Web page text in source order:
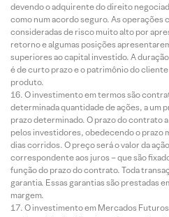
devendo o adquirente do direito
como num acordo seguro. As operações
consideradas de risco muito alto por
retorno e algumas posições
superiores ao capital investido. A
é de curto prazo e o patrimônio do
produto.
O investimento em termos são
determinada quantidade de ações, a um
prazo determinado. O prazo do contrato
pelos investidores, obedecendo o prazo
dias corridos. O preço será o valor da
correspondente aos juros – que são
função do prazo do contrato. Toda
garantia. Essas garantias são prestadas
margem.
O investimento em Mercados